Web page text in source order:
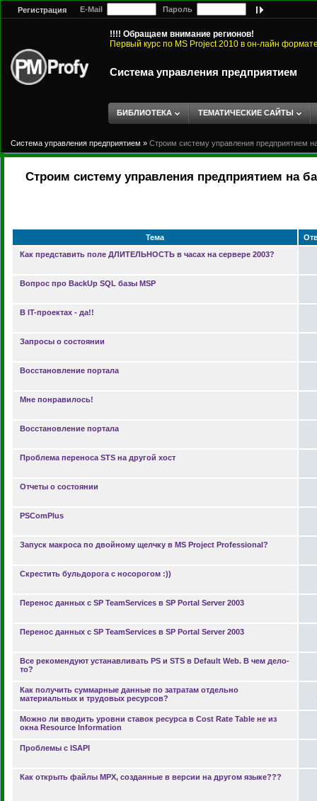
Регистрация E-Mail Пароль
!!!! Обращаем внимание регионов!
Первый курс по MS Project 2010 в он-лайн
Система управления предприятием
БИБЛИОТЕКА ТЕМАТИЧЕСКИЕ САЙТЫ
Система управления предприятием » Строим систему управления предприятием
Строим систему управления предприятием на
Тема
Как представить поле ДЛИТЕЛЬНОСТЬ в часах на сервере 2003?
Вопрос про BackUp SQL базы MSP
В IT-проектах - да!!
Запросы о состоянии
Восстановление портала
Мне понравилось!
Восстановление портала
Проблема переноса STS на другой хост
Отчеты о состоянии
PSComPlus
Запуск макроса по двойному щелчку в MS Project Professional?
Скрестить бульдорога с носорогом :))
Перенос данных с SP TeamServices в SP Portal Server 2003
Перенос данных с SP TeamServices в SP Portal Server 2003
Все рекомендуют устанавливать PS и STS в Default Web. В чем дело-
то?
Как получить суммарные данные по затратам отдельно
материальных и трудовых ресурсов?
Можно ли вводить уровни ставок ресурса в Cost Rate Table не из
окна Resource Information
Проблемы с ISAPI
Как открыть файлы MPX, созданные в версии на другом языке???